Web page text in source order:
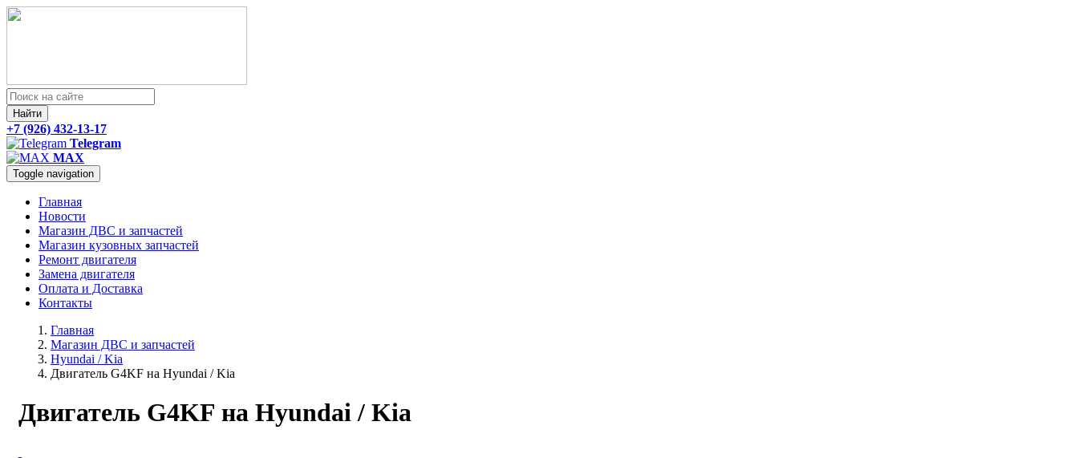
Найти
+7 (926) 432-13-17
Telegram
MAX
Toggle navigation
Главная
Новости
Магазин ДВС и запчастей
Магазин кузовных запчастей
Ремонт двигателя
Замена двигателя
Оплата и Доставка
Контакты
Главная
Магазин ДВС и запчастей
Hyundai / Kia
Двигатель G4KF на Hyundai / Kia
Двигатель G4KF на Hyundai / Kia